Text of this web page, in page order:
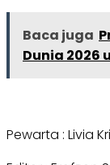
Baca juga
Dunia 2026
Pewarta : Livia